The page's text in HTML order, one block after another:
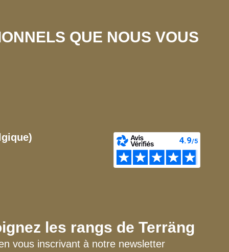
QUE NOUS VOUS
les rangs de Terräng
vous inscrivant à notre newsletter